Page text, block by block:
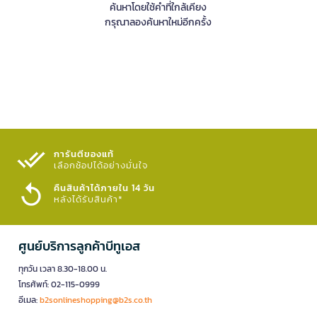
ค้นหาโดยใช้คำที่ใกล้เคียง
กรุณาลองค้นหาใหม่อีกครั้ง
การันตีของแท้
เลือกช้อปได้อย่างมั่นใจ​
คืนสินค้าได้ภายใน 14 วัน
หลังได้รับสินค้า*
ศูนย์บริการลูกค้าบีทูเอส
ทุกวัน เวลา 8.30-18.00 น.
โทรศัพท์: 02-115-0999
อีเมล:b2sonlineshopping@b2s.co.th